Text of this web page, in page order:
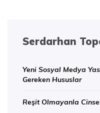
Serdarhan
Yeni Sosyal Medya
Gereken Hususlar
Reşit Olmayanla